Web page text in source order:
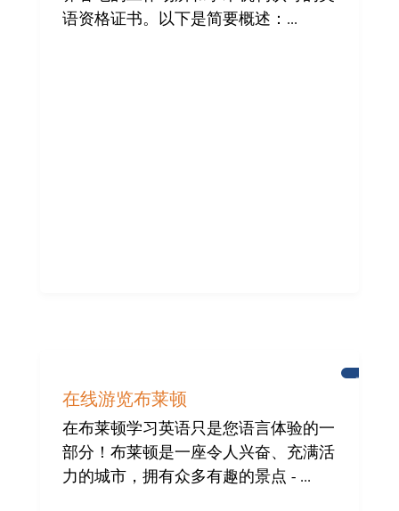
语资格证书。以下是简要概述：...
布
在线游览布莱顿
在布莱顿学习英语只是您语言体验的一
部分！布莱顿是一座令人兴奋、充满活
力的城市，拥有众多有趣的景点 - ...